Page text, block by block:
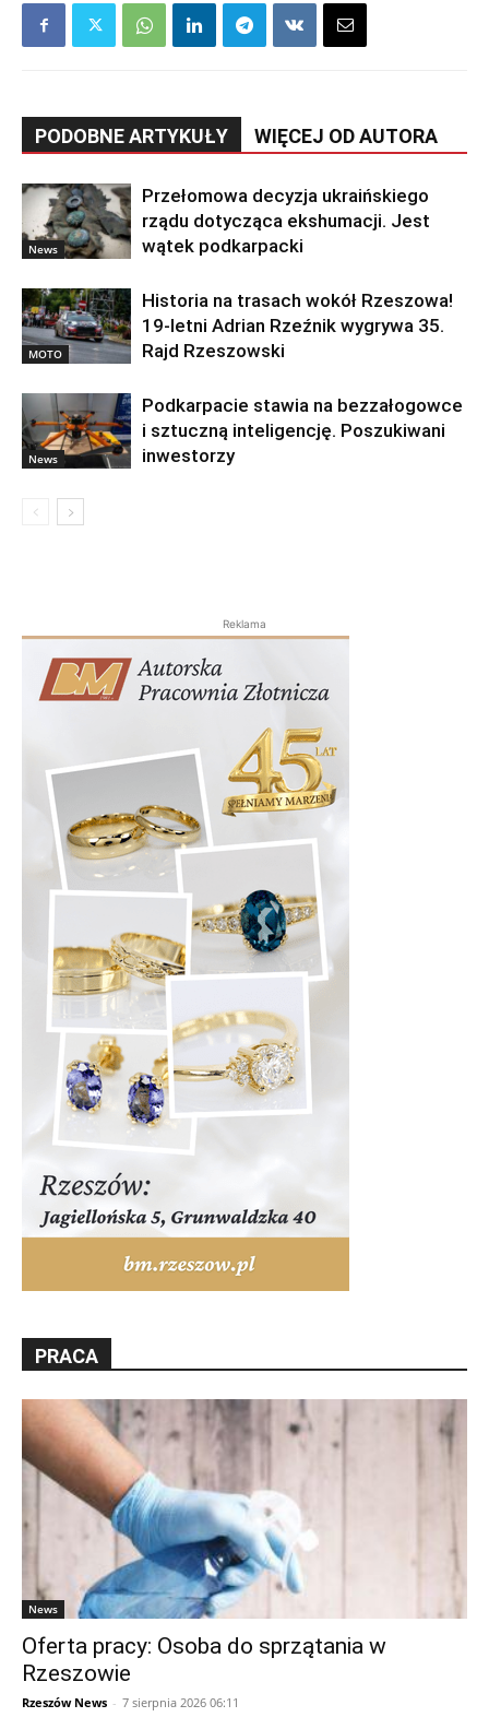
PODOBNE ARTYKUŁY WIĘCEJ OD AUTORA
News
Przełomowa decyzja ukraińskiego
rządu dotycząca ekshumacji. Jest
wątek podkarpacki
MOTO
Historia na trasach wokół Rzeszowa!
19-letni Adrian Rzeźnik wygrywa 35.
Rajd Rzeszowski
News
Podkarpacie stawia na bezzałogowce
i sztuczną inteligencję. Poszukiwani
inwestorzy
Reklama
PRACA
News
Oferta pracy: Osoba do sprzątania w
Rzeszowie
Rzeszów News - 7 sierpnia 2026 06:11